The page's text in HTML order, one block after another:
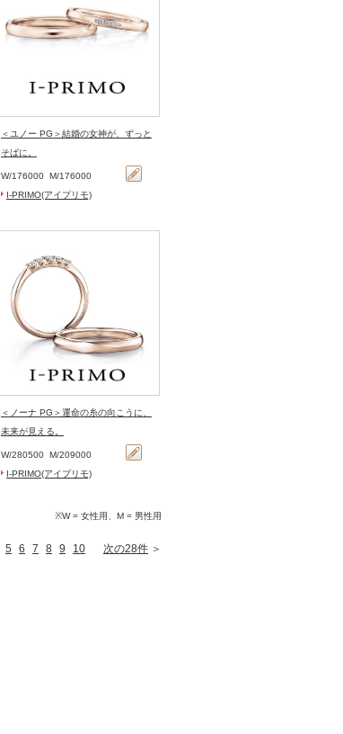
＜ユノー PG＞結婚の女神が、ずっと
そばに。
W/176000 M/176000
I-PRIMO(アイプリモ)
＜ノーナ PG＞運命の糸の向こうに、
未来が見える。
W/280500 M/209000
I-PRIMO(アイプリモ)
※W = 女性用、M = 男性用
5 6 7 8 9 10 次の28件 ＞